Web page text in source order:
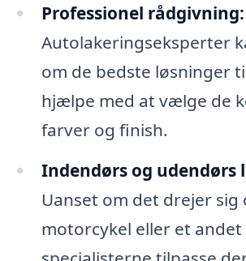
Professionel rådgivning:
Autolakeringseksperter
om de bedste løsninger
hjælpe med at vælge de
farver og finish.
Indendørs og udendørs
Uanset om det drejer sig
motorcykel eller et